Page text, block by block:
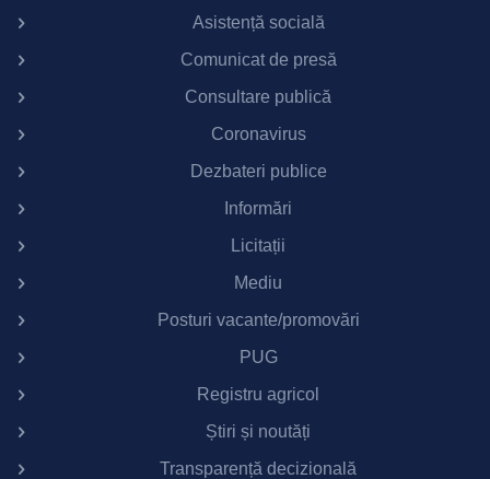
Asistență socială
Comunicat de presă
Consultare publică
Coronavirus
Dezbateri publice
Informări
Licitații
Mediu
Posturi vacante/promovări
PUG
Registru agricol
Știri și noutăți
Transparență decizională